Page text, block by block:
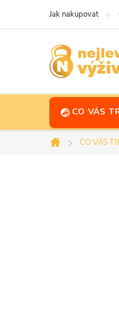
Jak nakupovat
CO VÁS
Domů
CO VÁS